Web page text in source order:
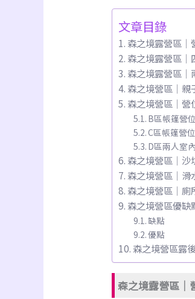
文章目錄
森之境露營區｜
森之境露營區｜
森之境露營區｜
森之境營區｜親
森之境營區｜營
B區帳篷營位
C區帳篷營位
D區兩人室
森之境營區｜沙
森之境營區｜滑
森之境營區｜廁
森之境營區優缺
缺點
優點
森之境營區露
森之境露營區｜